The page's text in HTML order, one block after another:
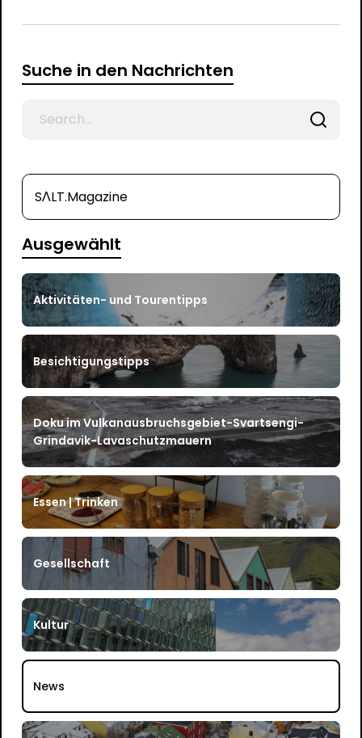
Suche in den Nachrichten
SΛLT.Magazine
Ausgewählt
Aktivitäten- und Tourentipps
Besichtigungstipps
Doku im Vulkanausbruchsgebiet-Svartsengi-
Grindavik-Lavaschutzmauern
Essen | Trinken
Gesellschaft
Kultur
News